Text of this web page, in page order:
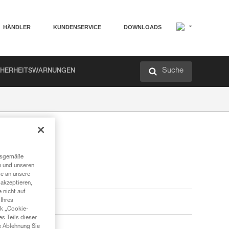
HÄNDLER KUNDENSERVICE DOWNLOADS
Suche
und unseren
an unsere
nicht auf
„Cookie-
Teils dieser
Ablehnung Sie